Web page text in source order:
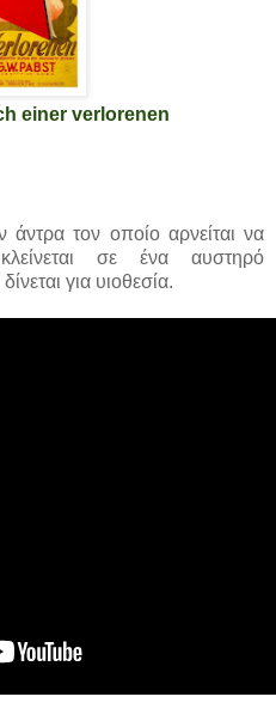
einer verlorenen
τον οποίο αρνείται να
σε ένα αυστηρό
για υιοθεσία.